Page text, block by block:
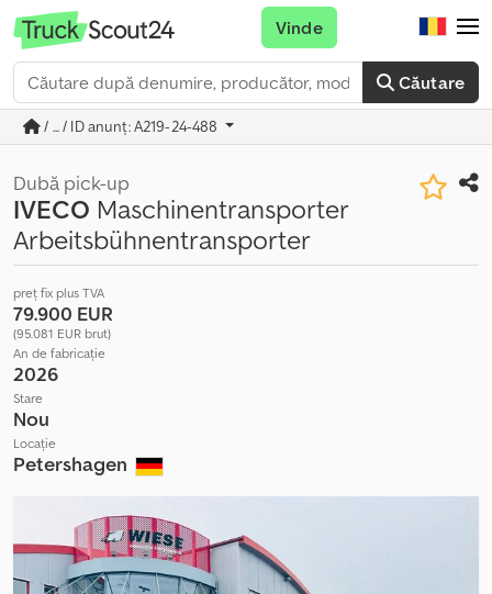
Căutare
Vinde
/ ... / ID anunț: A219-24-488
Dubă pick-up
IVECO Maschinentransporter
Arbeitsbühnentransporter
preț fix plus TVA
79.900 EUR
(95.081 EUR brut)
An de fabricație
2026
Stare
Nou
Locație
Petershagen